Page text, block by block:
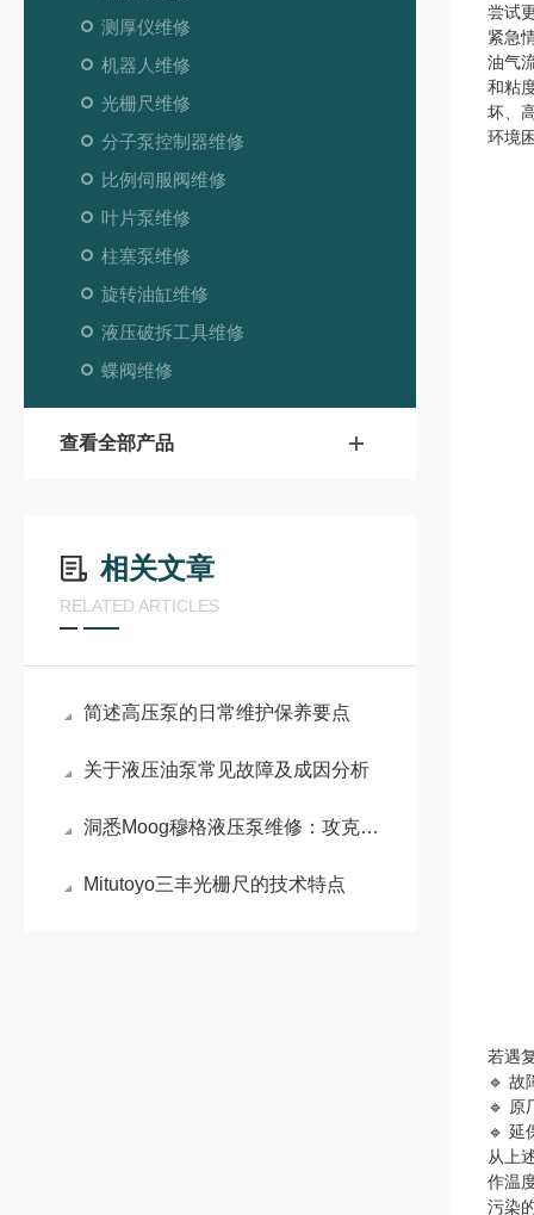
测厚仪维修
机器人维修
光栅尺维修
分子泵控制器维修
比例伺服阀维修
叶片泵维修
柱塞泵维修
旋转油缸维修
液压破拆工具维修
蝶阀维修
查看全部产品
相关文章
RELATED ARTICLES
简述高压泵的日常维护保养要点
关于液压油泵常见故障及成因分析
洞悉Moog穆格液压泵维修：攻克电液伺服控制的核心难题
Mitutoyo三丰光栅尺的技术特点
尝试
紧急
油气
和粘
坏、
环境
若遇
🔹 故
🔹 原
🔹 延
从上
作温
污染